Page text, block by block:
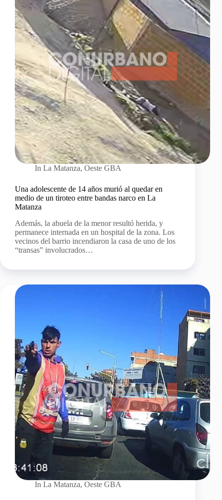
In La Matanza,Oeste GBA
Una adolescente de 14 años murió al quedar en
medio de un tiroteo entre bandas narco en La
Matanza
Además, la abuela de la menor resultó herida, y
permanece internada en un hospital de la zona. Los
vecinos del barrio incendiaron la casa de uno de los
“transas” involucrados…
In La Matanza,Oeste GBA